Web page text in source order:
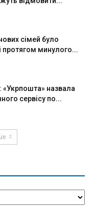
сімей було
протягом минулого...
«Укрпошта» назвала
сервісу по...